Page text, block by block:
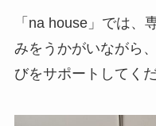
「na house」では、
みをうかがいながら
びをサポートしてく